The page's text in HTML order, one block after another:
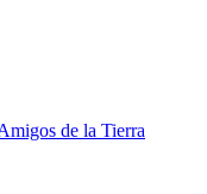
de la Tierra